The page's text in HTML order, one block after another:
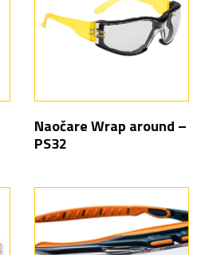
Naočare Wrap around –
PS32